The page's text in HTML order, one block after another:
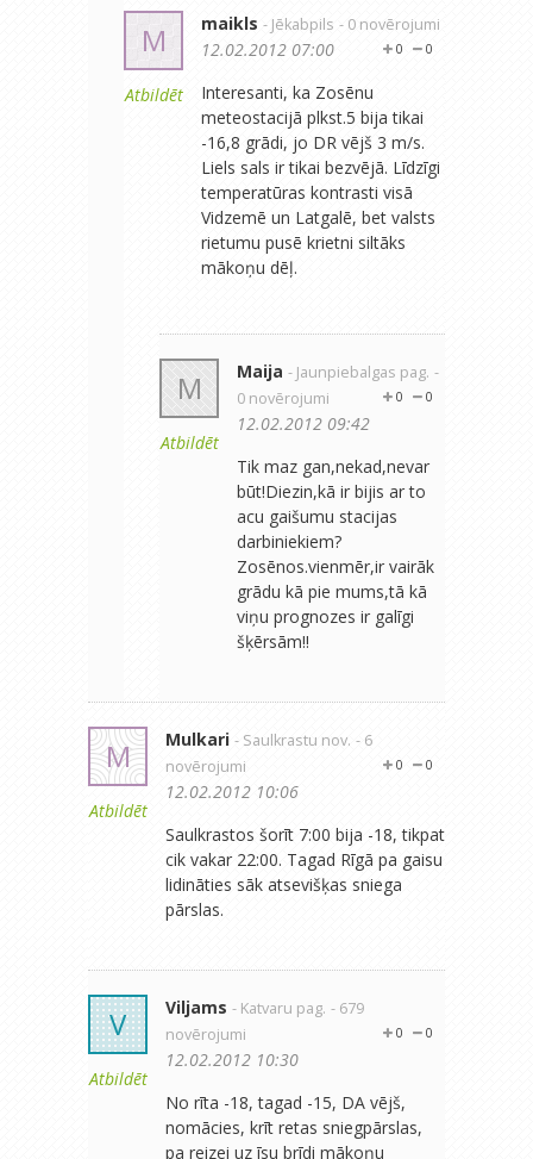
M
Atbildēt
maikls - Jēkabpils - 0 novērojumi
0
0
12.02.2012 07:00
Interesanti, ka Zosēnu
meteostacijā plkst.5 bija tikai
-16,8 grādi, jo DR vējš 3 m/s.
Liels sals ir tikai bezvējā. Līdzīgi
temperatūras kontrasti visā
Vidzemē un Latgalē, bet valsts
rietumu pusē krietni siltāks
mākoņu dēļ.
M
Atbildēt
Maija - Jaunpiebalgas pag. -
0 novērojumi
0
0
12.02.2012 09:42
Tik maz gan,nekad,nevar
būt!Diezin,kā ir bijis ar to
acu gaišumu stacijas
darbiniekiem?
Zosēnos.vienmēr,ir vairāk
grādu kā pie mums,tā kā
viņu prognozes ir galīgi
šķērsām!!
M
Atbildēt
Mulkari - Saulkrastu nov. - 6
novērojumi
0
0
12.02.2012 10:06
Saulkrastos šorīt 7:00 bija -18, tikpat
cik vakar 22:00. Tagad Rīgā pa gaisu
lidināties sāk atsevišķas sniega
pārslas.
V
Atbildēt
Viljams - Katvaru pag. - 679
novērojumi
0
0
12.02.2012 10:30
No rīta -18, tagad -15, DA vējš,
nomācies, krīt retas sniegpārslas,
pa reizei uz īsu brīdi mākoņu